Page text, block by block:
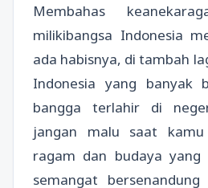
Membahas
milikibangsa Indonesia
ada habisnya, di tambah
Indonesia yang banyak
bangga terlahir di
jangan malu saat kamu
ragam dan budaya yang
semangat